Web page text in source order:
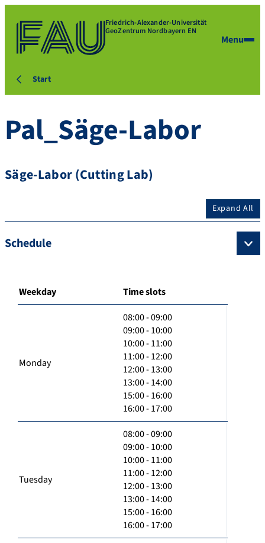
Friedrich-Alexander-Universität
GeoZentrum Nordbayern EN
Menu
Start
Pal_Säge-Labor
Säge-Labor (Cutting Lab)
Expand All
Schedule
Weekday Time slots
Monday
08:00 - 09:00
09:00 - 10:00
10:00 - 11:00
11:00 - 12:00
12:00 - 13:00
13:00 - 14:00
15:00 - 16:00
16:00 - 17:00
Tuesday
08:00 - 09:00
09:00 - 10:00
10:00 - 11:00
11:00 - 12:00
12:00 - 13:00
13:00 - 14:00
15:00 - 16:00
16:00 - 17:00